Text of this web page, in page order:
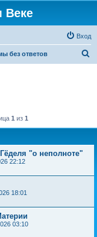
Веке
Вход
без ответов
1 из 1
"о неполноте"
22:12
18:01
03:10